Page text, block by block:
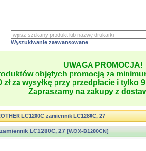
Wyszukiwanie zaawansowane
UWAGA PROMOCJA!
objętych promocją za
zł za wysyłkę przy przedpłacie i tylko
Zapraszamy na zakupy z
LC1280C zamiennik LC1280C, 27
LC1280C, 27 [WOX-B1280CN]